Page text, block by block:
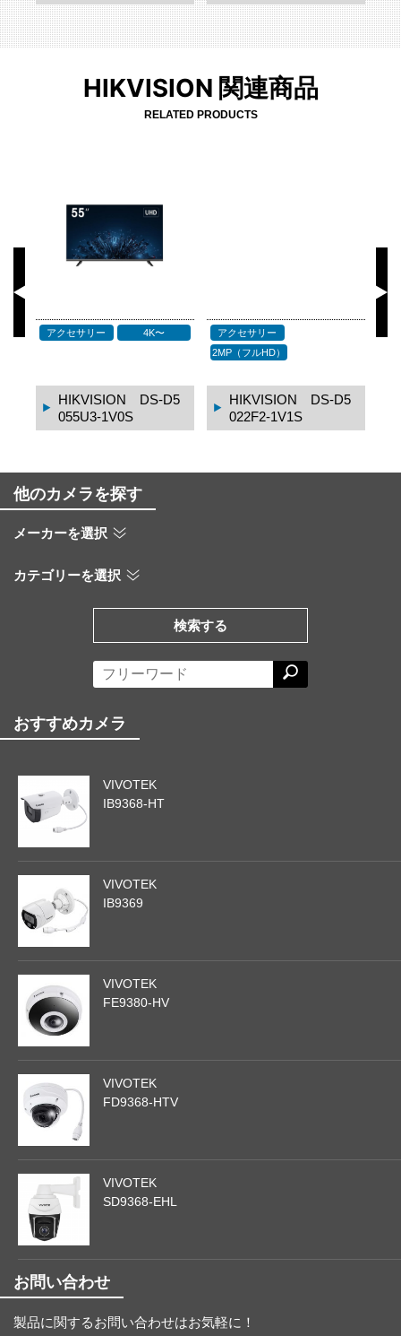
HIKVISION 関連商品
RELATED PRODUCTS
アクセサリー 4K〜
HIKVISION DS-D5
055U3-1V0S
アクセサリー
2MP（フルHD）
HIKVISION DS-D5
022F2-1V1S
他のカメラを探す
メーカーを選択
カテゴリーを選択
検索する
おすすめカメラ
VIVOTEK
IB9368-HT
VIVOTEK
IB9369
VIVOTEK
FE9380-HV
VIVOTEK
FD9368-HTV
VIVOTEK
SD9368-EHL
お問い合わせ
製品に関するお問い合わせはお気軽に！